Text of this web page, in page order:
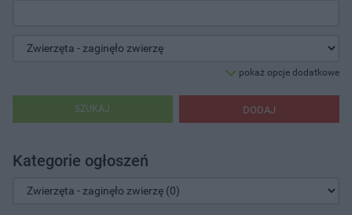
pokaż opcje dodatkowe
DODAJ
SZUKAJ
Kategorie ogłoszeń